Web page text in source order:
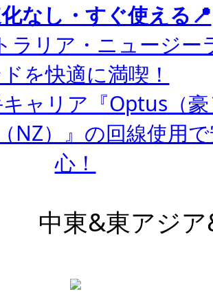
なし・すぐ使える📍
ラリア・ニュージー
を快適に満喫！
ャリア『Optus（
NZ）』の回線使用
心！
中東&東アジ